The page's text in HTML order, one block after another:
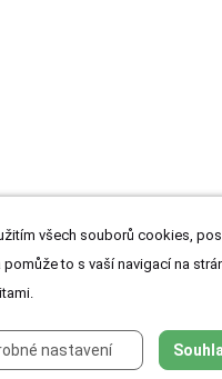
všech souborů cookies,
to s vaší navigací na
nastavení